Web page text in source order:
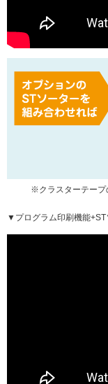
※クラスターテープ
▼プログラム印刷機能+ST